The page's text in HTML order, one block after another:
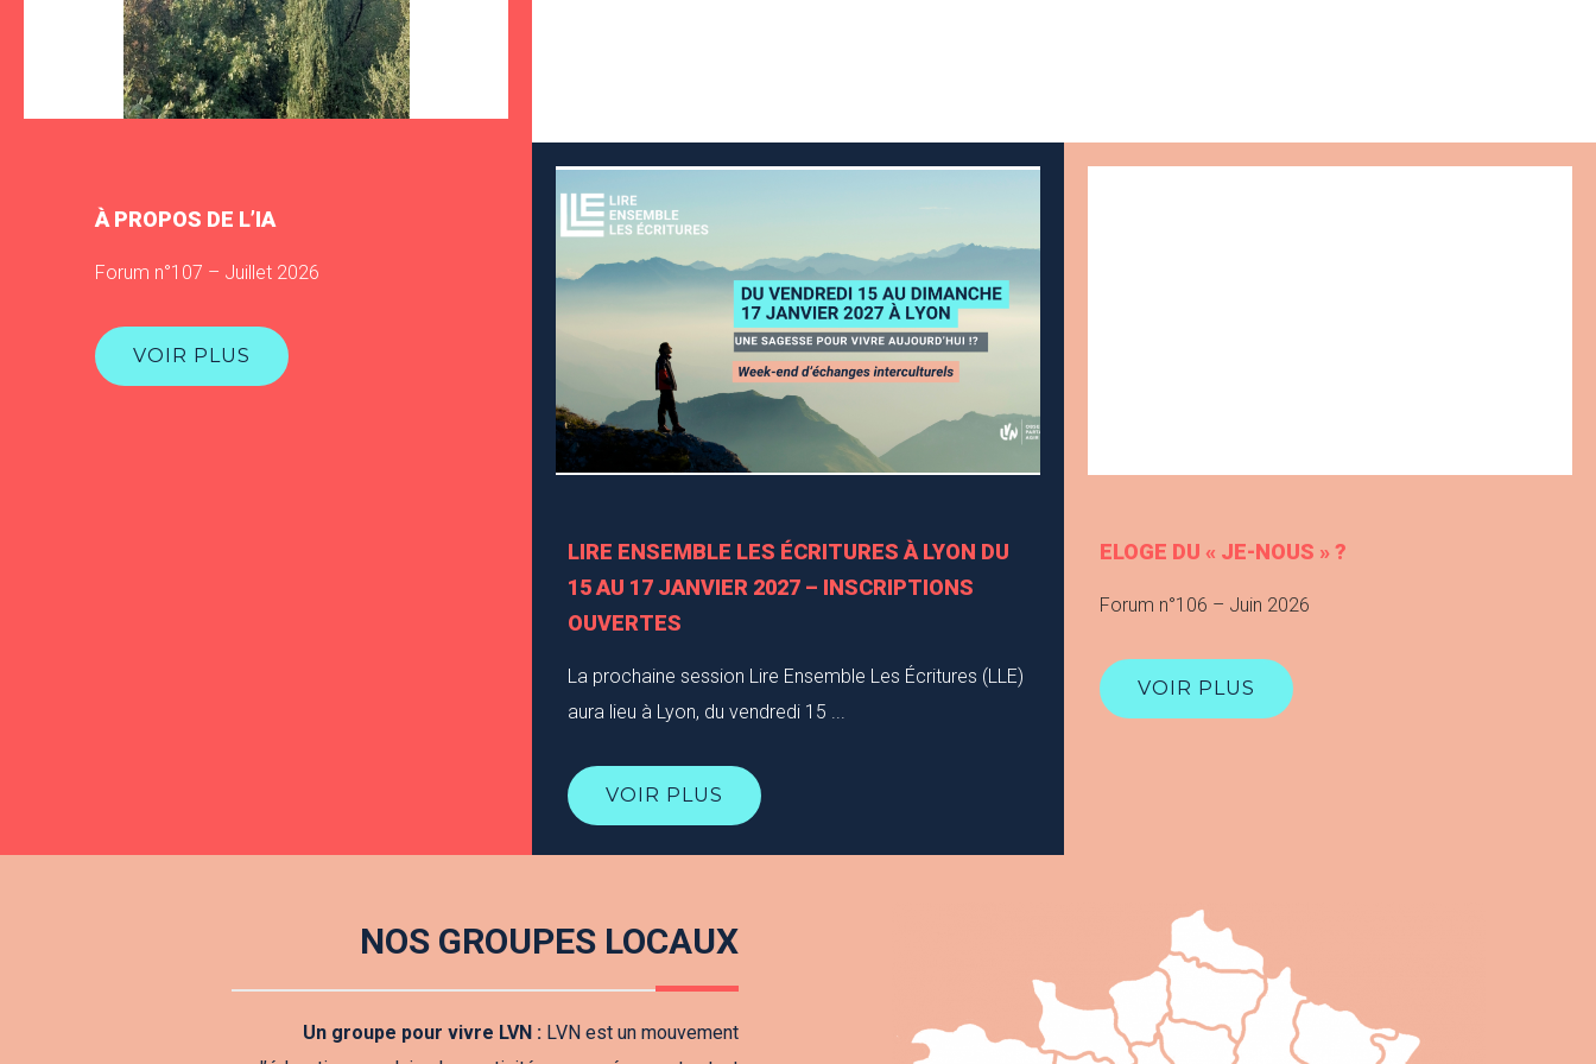
À PROPOS DE L’IA
Forum n°107 – Juillet 2026
VOIR PLUS
LIRE ENSEMBLE LES ÉCRITURES À LYON DU
15 AU 17 JANVIER 2027 – INSCRIPTIONS
OUVERTES
La prochaine session Lire Ensemble Les Écritures (LLE)
aura lieu à Lyon, du vendredi 15 ...
VOIR PLUS
ELOGE DU « JE-NOUS » ?
Forum n°106 – Juin 2026
VOIR PLUS
NOS GROUPES LOCAUX
Un groupe pour vivre LVN : LVN est un mouvement